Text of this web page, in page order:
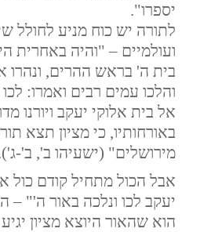
יספרו".
לתורה יש כוח מניע לחולל
ועולמיים – "והיה באחרית
בית ה' בראש ההרים, ונהרו
והלכו עמים רבים ואמרו:
אל בית אלוקי יעקב ויורנו
באורחותיו, כי מציון תצא
מירושלים" (ישעיהו ב', ב'-
אבל הכול מתחיל קודם כול
יעקב לכו ונלכה באור ה'" –
הוא שהאור היוצא מציון